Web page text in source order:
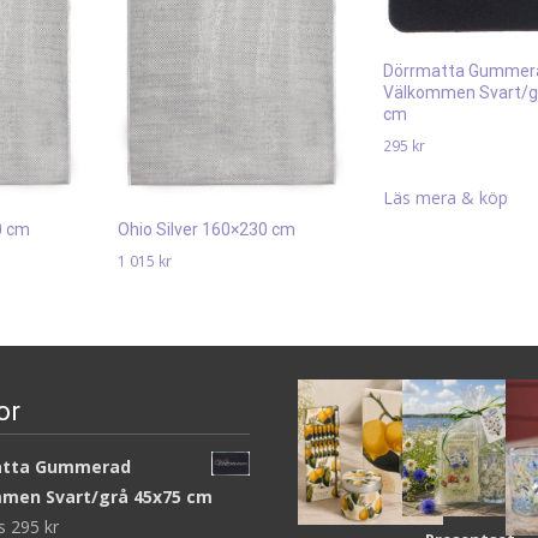
cm Ohio Silver 160×230 cm
1 015 kr
Dörrmatta
Välkommen Svart/
cm
295 kr
Läs mera & köp
Gummerad
Svart/grå 45x75 cm
295 kr